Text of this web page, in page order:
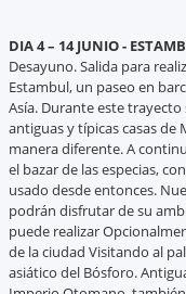
DIA 4 – 14 JUNIO -
Desayuno. Salida para
Estambul, un paseo en
Asía. Durante este trayecto
antiguas y típicas casas
manera diferente. A
el bazar de las especias,
usado desde entonces.
podrán disfrutar de su
puede realizar
de la ciudad Visitando al
asiático del Bósforo.